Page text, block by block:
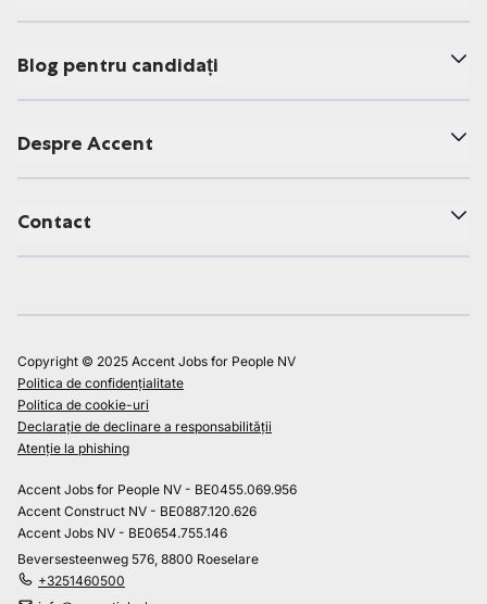
Blog pentru candidați
Despre Accent
Contact
Copyright © 2025 Accent Jobs for People NV
Politica de confidențialitate
Politica de cookie-uri
Declarație de declinare a responsabilității
Atenție la phishing
Accent Jobs for People NV - BE0455.069.956
Accent Construct NV - BE0887.120.626
Accent Jobs NV - BE0654.755.146
Beversesteenweg 576, 8800 Roeselare
+3251460500